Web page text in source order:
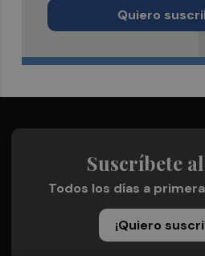
Quiero
Suscríbete
Todos los días a
¡Quiero